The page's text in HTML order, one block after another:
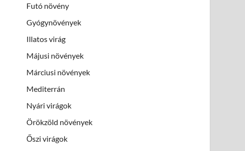
Futó növény
Gyógynövények
Illatos virág
Májusi növények
Márciusi növények
Mediterrán
Nyári virágok
Örökzöld növények
Őszi virágok